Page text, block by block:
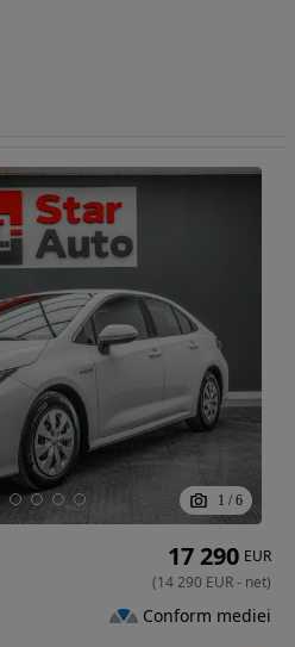
1 / 6
17 290 EUR
(14 290 EUR- net)
Conform mediei